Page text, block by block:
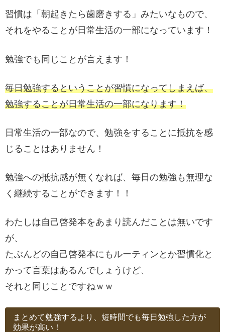
習慣は「朝起きたら歯磨きする」みたいなもので、
それをやることが日常生活の一部になっています！
勉強でも同じことが言えます！
毎日勉強するということが習慣になってしまえば、
勉強することが日常生活の一部になります！
日常生活の一部なので、勉強をすることに抵抗を感
じることはありません！
勉強への抵抗感が無くなれば、毎日の勉強も無理な
く継続することができます！！
わたしは自己啓発本をあまり読んだことは無いです
が、
たぶんどの自己啓発本にもルーティンとか習慣化と
かって言葉はあるんでしょうけど、
それと同じことですねｗｗ
まとめて勉強するより、短時間でも毎日勉強した方が
効果が高い！